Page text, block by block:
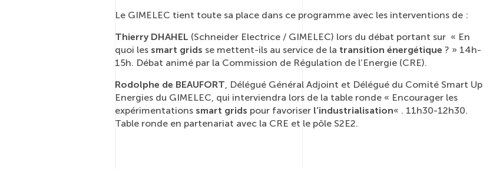
Le GIMELEC tient toute sa place dans ce programme avec les interventions de :
Thierry DHAHEL (Schneider Electrice / GIMELEC) lors du débat portant sur « En
quoi les smart grids se mettent-ils au service de la transition énergétique ? » 14h-
15h. Débat animé par la Commission de Régulation de l’Energie (CRE).
Rodolphe de BEAUFORT, Délégué Général Adjoint et Délégué du Comité Smart Up
Energies du GIMELEC, qui interviendra lors de la table ronde « Encourager les
expérimentations smart grids pour favoriser l’industrialisation« . 11h30-12h30.
Table ronde en partenariat avec la CRE et le pôle S2E2.